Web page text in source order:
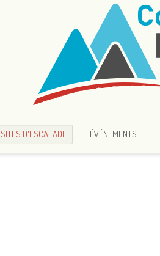
SITES D'ESCALADE ÉVÉNEMENTS